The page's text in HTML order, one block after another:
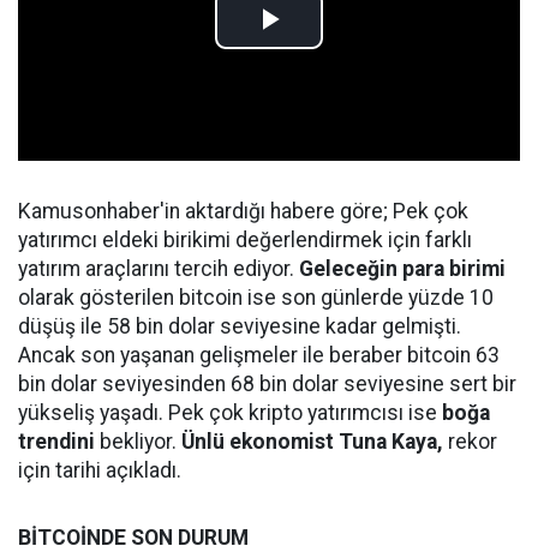
Kamusonhaber'in aktardığı habere göre; Pek çok
yatırımcı eldeki birikimi değerlendirmek için farklı
yatırım araçlarını tercih ediyor. Geleceğin para birimi
olarak gösterilen bitcoin ise son günlerde yüzde 10
düşüş ile 58 bin dolar seviyesine kadar gelmişti.
Ancak son yaşanan gelişmeler ile beraber bitcoin 63
bin dolar seviyesinden 68 bin dolar seviyesine sert bir
yükseliş yaşadı. Pek çok kripto yatırımcısı ise boğa
trendini bekliyor. Ünlü ekonomist Tuna Kaya, rekor
için tarihi açıkladı.
BİTCOİNDE SON DURUM